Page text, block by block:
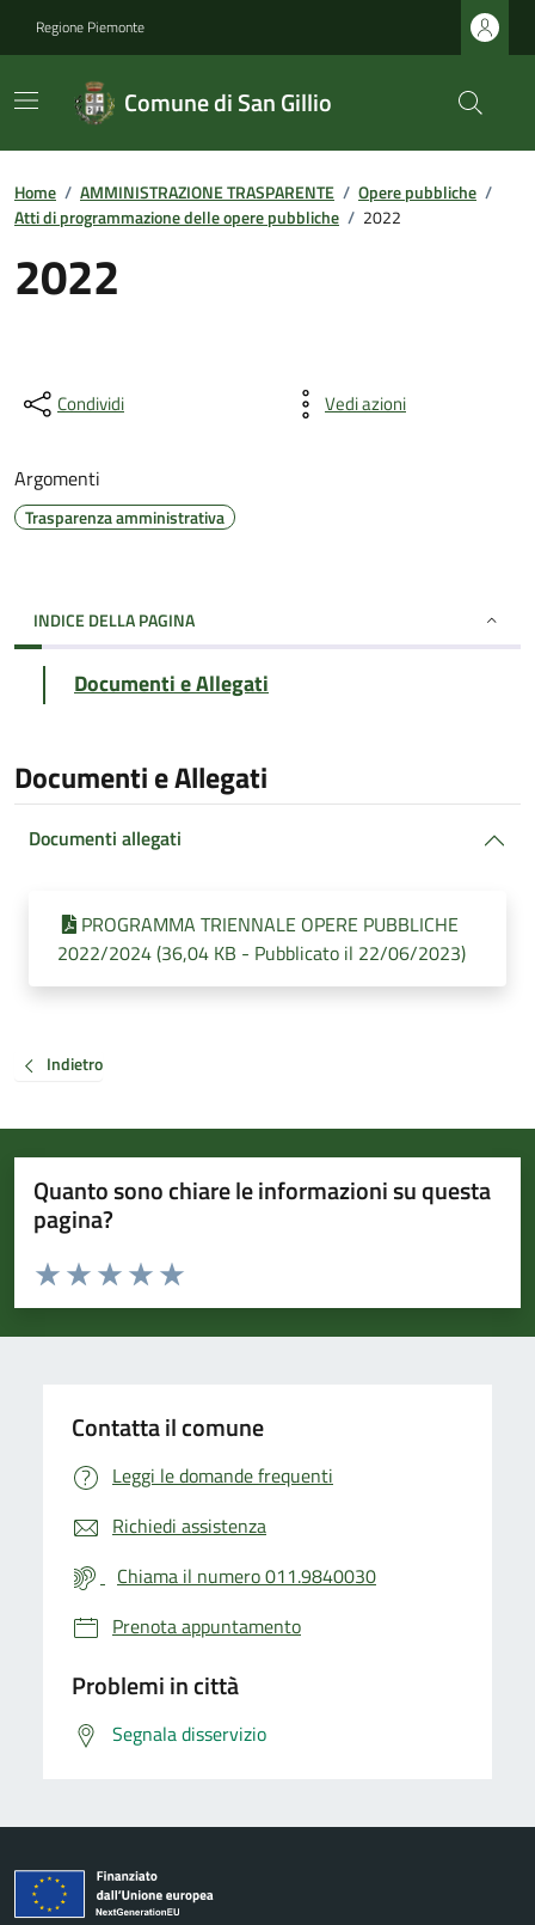
Regione Piemonte
Comune di San Gillio
Home / AMMINISTRAZIONE TRASPARENTE / Opere pubbliche /
Atti di programmazione delle opere pubbliche / 2022
2022
Condividi Vedi azioni
Argomenti
Trasparenza amministrativa
INDICE DELLA PAGINA
Documenti e Allegati
Documenti e Allegati
Documenti allegati
PROGRAMMA TRIENNALE OPERE PUBBLICHE
2022/2024 (36,04 KB - Pubblicato il 22/06/2023)
Indietro
Quanto sono chiare le informazioni su questa
pagina?
Valuta da 1 a 5 stelle la pagina
Valuta 5 stelle su 5
Valuta 4 stelle su 5
Valuta 3 stelle su 5
Valuta 2 stelle su 5
Valuta 1 stelle su 5
Contatta il comune
Leggi le domande frequenti
Richiedi assistenza
Chiama il numero 011.9840030
Prenota appuntamento
Problemi in città
Segnala disservizio